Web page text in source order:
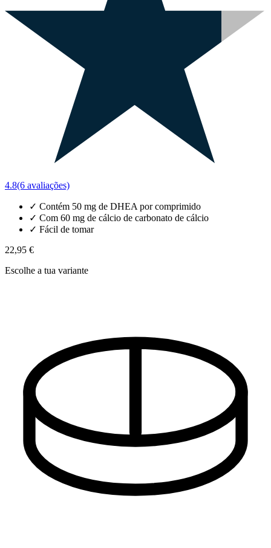
4.8(6 avaliações)
✓ Contém 50 mg de DHEA por comprimido
✓ Com 60 mg de cálcio de carbonato de cálcio
✓ Fácil de tomar
22,95 €
Escolhe a tua variante